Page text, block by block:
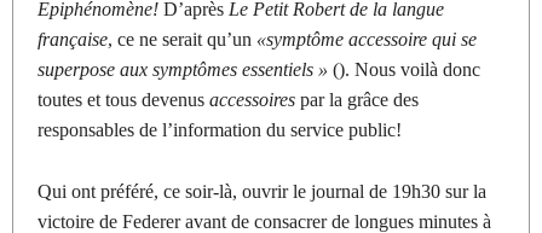
Epiphénomène! D’après Le Petit Robert de la langue
française, ce ne serait qu’un «symptôme accessoire qui se
superpose aux symptômes essentiels » (). Nous voilà donc
toutes et tous devenus accessoires par la grâce des
responsables de l’information du service public!
Qui ont préféré, ce soir-là, ouvrir le journal de 19h30 sur la
victoire de Federer avant de consacrer de longues minutes à